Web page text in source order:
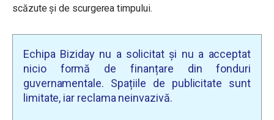
scăzute și de scurgerea timpului.
Echipa Biziday nu a solicitat și nu a acceptat
nicio formă de finanțare din fonduri
guvernamentale. Spațiile de publicitate sunt
limitate, iar reclama neinvazivă.